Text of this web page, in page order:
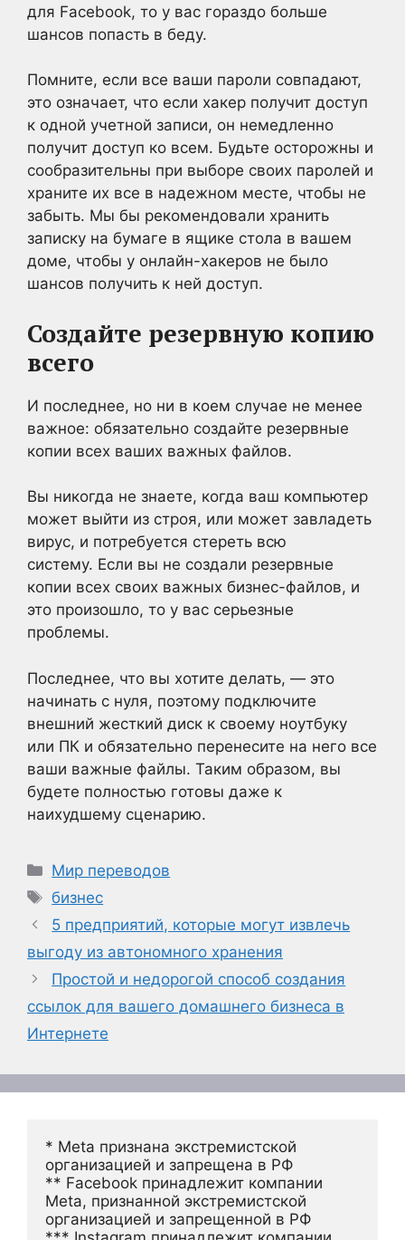
для Facebook, то у вас гораздо больше
шансов попасть в беду.
Помните, если все ваши пароли совпадают,
это означает, что если хакер получит доступ
к одной учетной записи, он немедленно
получит доступ ко всем. Будьте осторожны и
сообразительны при выборе своих паролей и
храните их все в надежном месте, чтобы не
забыть. Мы бы рекомендовали хранить
записку на бумаге в ящике стола в вашем
доме, чтобы у онлайн-хакеров не было
шансов получить к ней доступ.
Создайте резервную копию
всего
И последнее, но ни в коем случае не менее
важное: обязательно создайте резервные
копии всех ваших важных файлов.
Вы никогда не знаете, когда ваш компьютер
может выйти из строя, или может завладеть
вирус, и потребуется стереть всю
систему. Если вы не создали резервные
копии всех своих важных бизнес-файлов, и
это произошло, то у вас серьезные
проблемы.
Последнее, что вы хотите делать, — это
начинать с нуля, поэтому подключите
внешний жесткий диск к своему ноутбуку
или ПК и обязательно перенесите на него все
ваши важные файлы. Таким образом, вы
будете полностью готовы даже к
наихудшему сценарию.
Рубрики
Мир переводов
Метки
бизнес
5 предприятий, которые могут извлечь
выгоду из автономного хранения
Простой и недорогой способ создания
ссылок для вашего домашнего бизнеса в
Интернете
* Meta признана экстремистской
организацией и запрещена в РФ
** Facebook принадлежит компании
Meta, признанной экстремистской
организацией и запрещенной в РФ